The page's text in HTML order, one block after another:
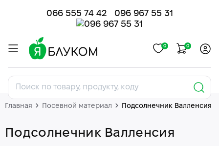
066 555 74 42 096 967 55 31
0 0
Главная Посевной материал Подсолнечник Валленсия
Подсолнечник Валленсия